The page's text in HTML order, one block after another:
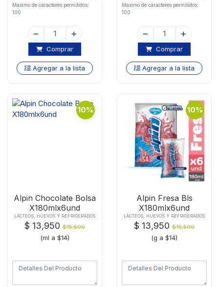
Maximo de caracteres permitidos:
100
Comprar
Agregar a la lista
Maximo de caracteres permitidos:
100
Comprar
Agregar a la lista
10%
Alpin Chocolate Bolsa
X180mlx6und
LÁCTEOS, HUEVOS Y REFRIGERADOS
$ 13,950 $15,500
(ml a $14)
10%
Alpin Fresa Bls
X180mlx6und
LÁCTEOS, HUEVOS Y REFRIGERADOS
$ 13,950 $15,500
(g a $14)